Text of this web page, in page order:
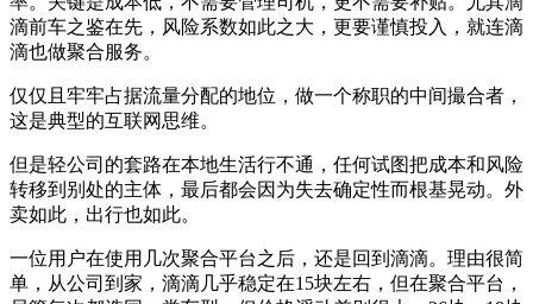
滴前车之鉴在先，风险系数如此之大，更要谨慎投入，就连滴
滴也做聚合服务。
仅仅且牢牢占据流量分配的地位，做一个称职的中间撮合者，
这是典型的互联网思维。
但是轻公司的套路在本地生活行不通，任何试图把成本和风险
转移到别处的主体，最后都会因为失去确定性而根基晃动。外
卖如此，出行也如此。
一位用户在使用几次聚合平台之后，还是回到滴滴。理由很简
单，从公司到家，滴滴几乎稳定在15块左右，但在聚合平台，